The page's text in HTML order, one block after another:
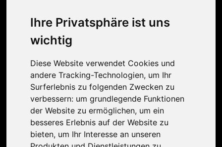
Ihre Privatsphäre ist uns
wichtig
Diese Website verwendet Cookies und
andere Tracking-Technologien, um Ihr
Surferlebnis zu folgenden Zwecken zu
verbessern: um grundlegende Funktionen
der Website zu ermöglichen, um ein
besseres Erlebnis auf der Website zu
bieten, um Ihr Interesse an unseren
WAS GEHT BUNDLES